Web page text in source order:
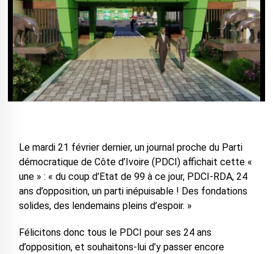
Le mardi 21 février dernier, un journal proche du Parti
démocratique de Côte d’Ivoire (PDCI) affichait cette «
une » : « du coup d’Etat de 99 à ce jour, PDCI-RDA, 24
ans d’opposition, un parti inépuisable ! Des fondations
solides, des lendemains pleins d’espoir. »
Félicitons donc tous le PDCI pour ses 24 ans
d’opposition, et souhaitons-lui d’y passer encore